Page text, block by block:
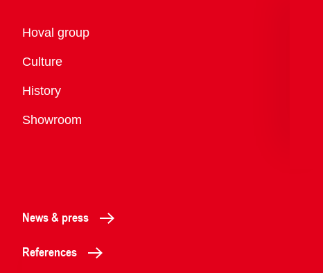
Overview
Hoval group
Culture
History
Showroom
News & press
References